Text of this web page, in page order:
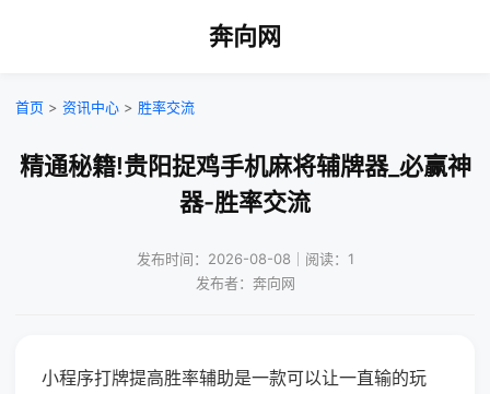
奔向网
首页 > 资讯中心 > 胜率交流
精通秘籍!贵阳捉鸡手机麻将辅牌器_必赢神
器-胜率交流
发布时间：2026-08-08｜阅读：1
发布者：奔向网
小程序打牌提高胜率辅助是一款可以让一直输的玩